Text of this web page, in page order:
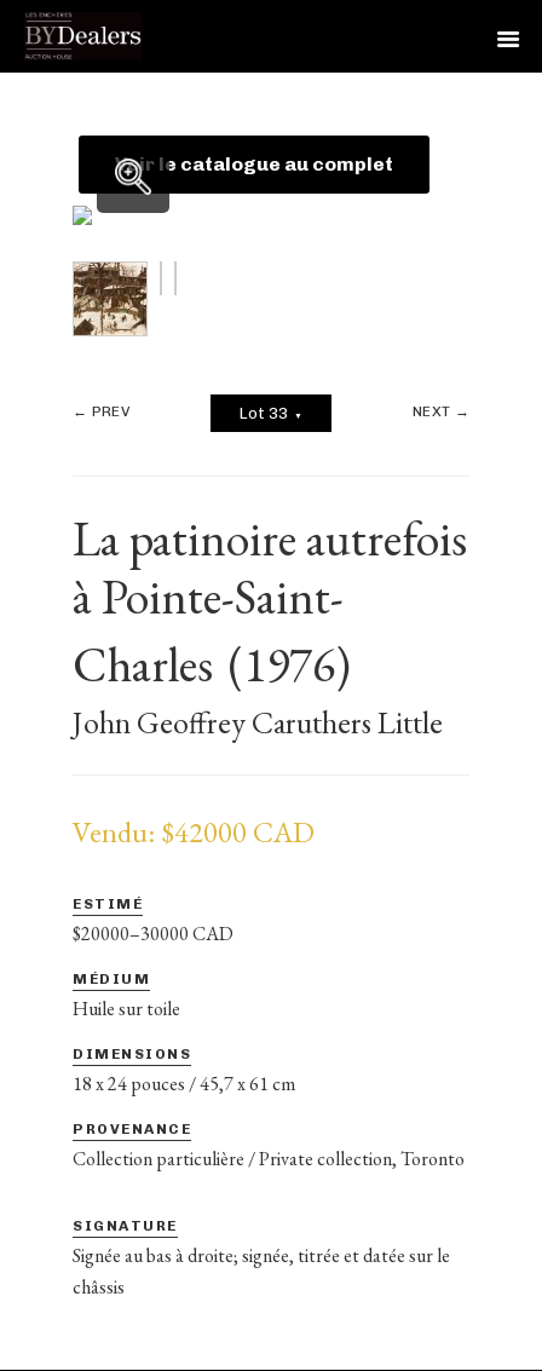
Voir le catalogue au complet
← PREV Lot 33 ▼ NEXT →
La patinoire autrefois
à Pointe-Saint-
Charles (1976)
John Geoffrey Caruthers Little
Vendu: $42000 CAD
ESTIMÉ
$20000–30000 CAD
MÉDIUM
Huile sur toile
DIMENSIONS
18 x 24 pouces / 45,7 x 61 cm
PROVENANCE
Collection particulière / Private collection, Toronto
SIGNATURE
Signée au bas à droite; signée, titrée et datée sur le
châssis